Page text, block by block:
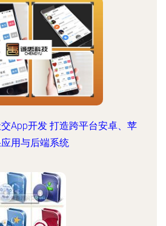
App开发 打造跨平台安卓、苹
用与后端系统